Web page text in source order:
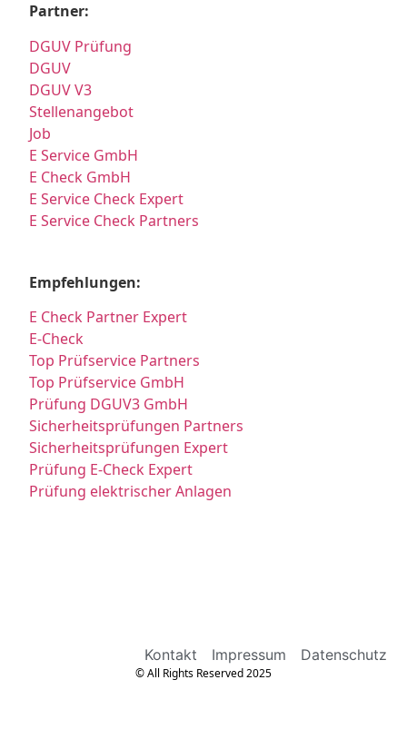
Partner:
DGUV Prüfung
DGUV
DGUV V3
Stellenangebot
Job
E Service GmbH
E Check GmbH
E Service Check Expert
E Service Check Partners
Empfehlungen:
E Check Partner Expert
E-Check
Top Prüfservice Partners
Top Prüfservice GmbH
Prüfung DGUV3 GmbH
Sicherheitsprüfungen Partners
Sicherheitsprüfungen Expert
Prüfung E-Check Expert
Prüfung elektrischer Anlagen
Kontakt Impressum Datenschutz
© All Rights Reserved 2025